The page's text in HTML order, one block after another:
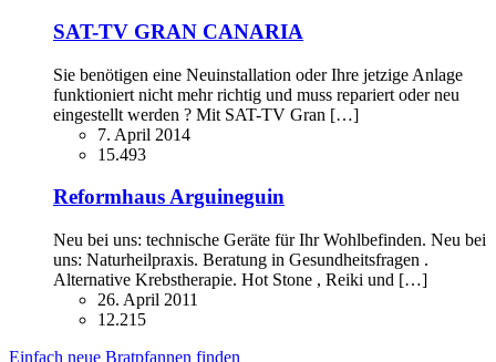
SAT-TV GRAN CANARIA
Sie benötigen eine Neuinstallation oder Ihre jetzige Anlage
funktioniert nicht mehr richtig und muss repariert oder neu
eingestellt werden ? Mit SAT-TV Gran […]
7. April 2014
15.493
Reformhaus Arguineguin
Neu bei uns: technische Geräte für Ihr Wohlbefinden. Neu bei
uns: Naturheilpraxis. Beratung in Gesundheitsfragen .
Alternative Krebstherapie. Hot Stone , Reiki und […]
26. April 2011
12.215
Einfach neue Bratpfannen finden